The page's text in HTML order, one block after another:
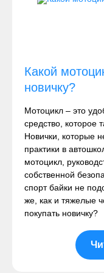
Какой
новичку?
Мотоцикл – это
средство, которое
Новички, которые
практики в
мотоцикл,
собственной
спорт байки не
же, как и тяжелые
покупать новичку?